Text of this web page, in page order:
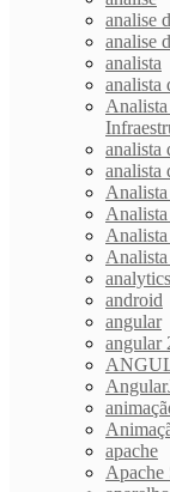
analise
analise
analista
analista
analista
analista
Analista
analytics
android
angular
angular
apache
Apache